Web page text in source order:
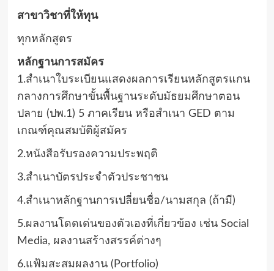
สาขาวิชาที่ให้ทุน
ทุกหลักสูตร
หลักฐานการสมัคร
1.สำเนาใบระเบียนแสดงผลการเรียนหลักสูตรแกน
กลางการศึกษาขั้นพื้นฐานระดับมัธยมศึกษาตอน
ปลาย (ปพ.1) 5 ภาคเรียน หรือสำเนา GED ตาม
เกณฑ์คุณสมบัติผู้สมัคร
2.หนังสือรับรองความประพฤติ
3.สำเนาบัตรประจำตัวประชาชน
4.สำเนาหลักฐานการเปลี่ยนชื่อ/นามสกุล (ถ้ามี)
5.ผลงานโดดเด่นของตัวเองที่เกี่ยวข้อง เช่น Social
Media, ผลงานสร้างสรรค์ต่างๆ
6.แฟ้มสะสมผลงาน (Portfolio)